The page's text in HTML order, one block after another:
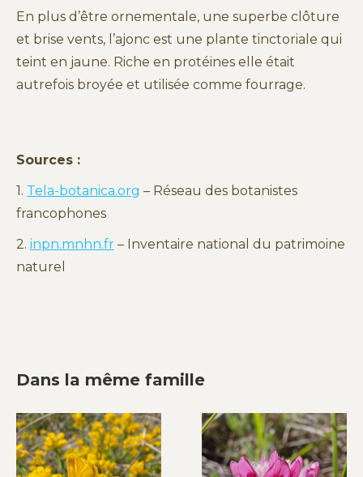
En plus d’être ornementale, une superbe clôture
et brise vents, l’ajonc est une plante tinctoriale qui
teint en jaune. Riche en protéines elle était
autrefois broyée et utilisée comme fourrage.
Sources :
1. Tela-botanica.org – Réseau des botanistes
francophones
2. inpn.mnhn.fr – Inventaire national du patrimoine
naturel
Dans la même famille